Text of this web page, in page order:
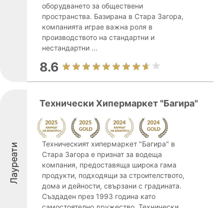
оборудването за обществени
пространства. Базирана в Стара Загора,
компанията играе важна роля в
производството на стандартни и
нестандартни ...
8.6
Лауреати
Технически Хипермаркет "Багира"
Техническият хипермаркет "Багира" в
Стара Загора е признат за водеща
компания, предоставяща широка гама
продукти, подходящи за строителството,
дома и дейности, свързани с градината.
Създаден през 1993 година като